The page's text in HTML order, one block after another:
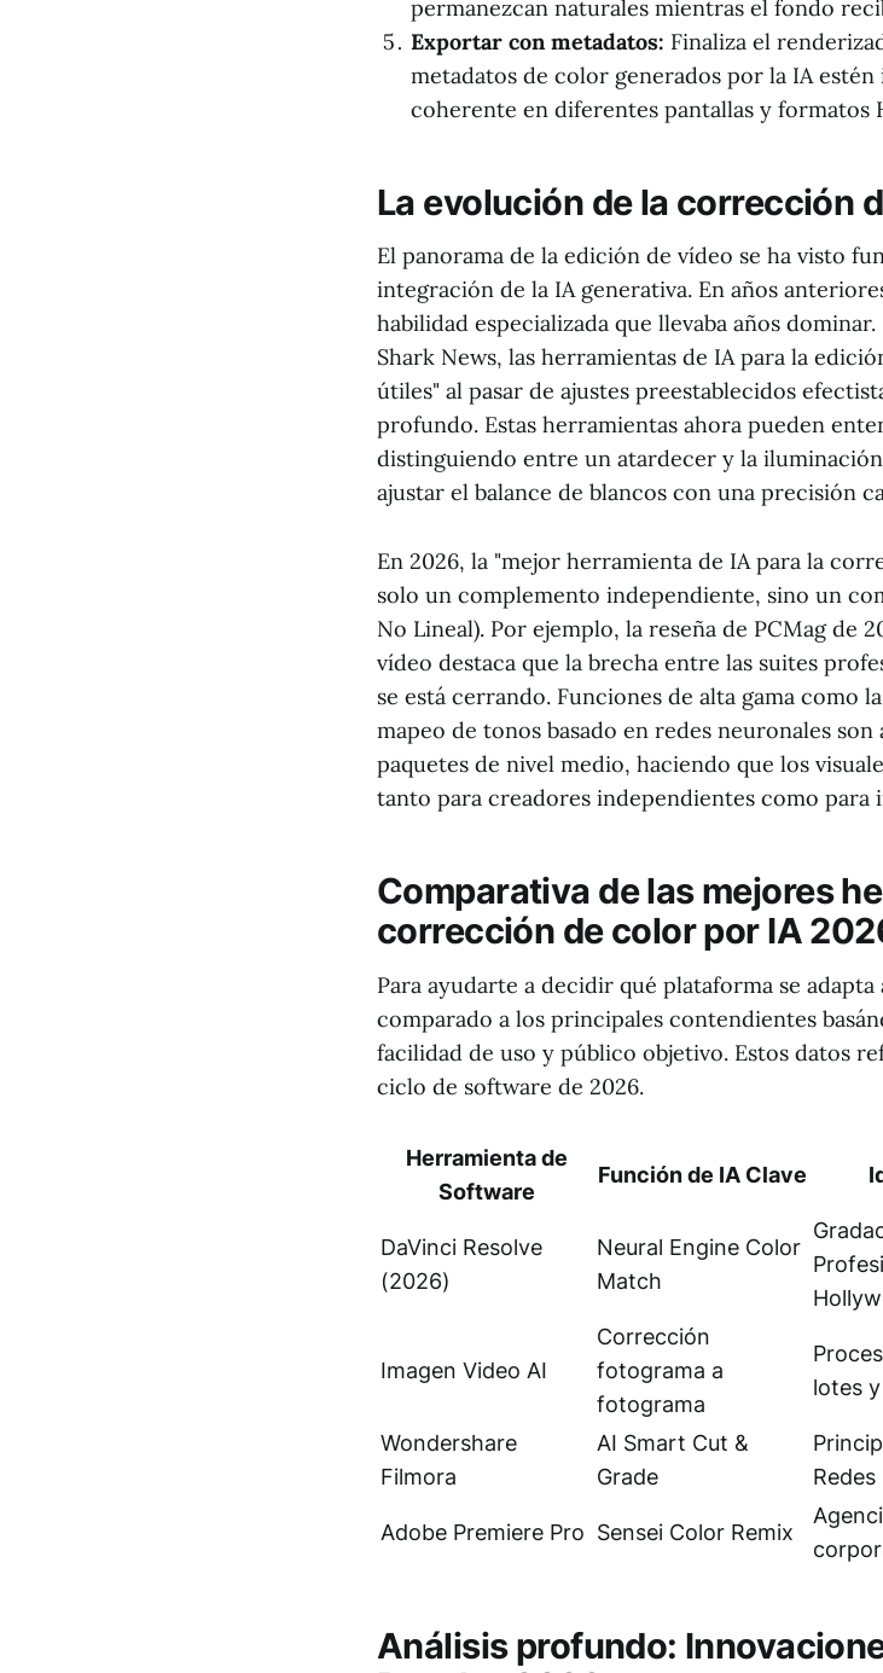
permanezcan naturales mientras el fondo
Exportar con metadatos: Finaliza el
metadatos de color generados por la IA
coherente en diferentes pantallas y formatos
La evolución de la corrección
El panorama de la edición de vídeo se ha visto
integración de la IA generativa. En años
habilidad especializada que llevaba años
Shark News, las herramientas de IA para la
útiles" al pasar de ajustes preestablecidos
profundo. Estas herramientas ahora pueden
distinguiendo entre un atardecer y la
ajustar el balance de blancos con una precisión
En 2026, la "mejor herramienta de IA para la
solo un complemento independiente, sino un
No Lineal). Por ejemplo, la reseña de PCMag de
vídeo destaca que la brecha entre las suites
se está cerrando. Funciones de alta gama
mapeo de tonos basado en redes neuronales
paquetes de nivel medio, haciendo que los
tanto para creadores independientes como para
Comparativa de las mejores
corrección de color por IA
Para ayudarte a decidir qué plataforma se
comparado a los principales contendientes
facilidad de uso y público objetivo. Estos datos
ciclo de software de 2026.
Herramienta de
Software
Función de IA Clave
DaVinci Resolve
(2026)
Neural Engine Color
Match
Imagen Video AI
Corrección
fotograma a
fotograma
lotes
Wondershare
Filmora
AI Smart Cut &
Grade
Redes
Adobe Premiere Pro Sensei Color Remix
Análisis profundo: